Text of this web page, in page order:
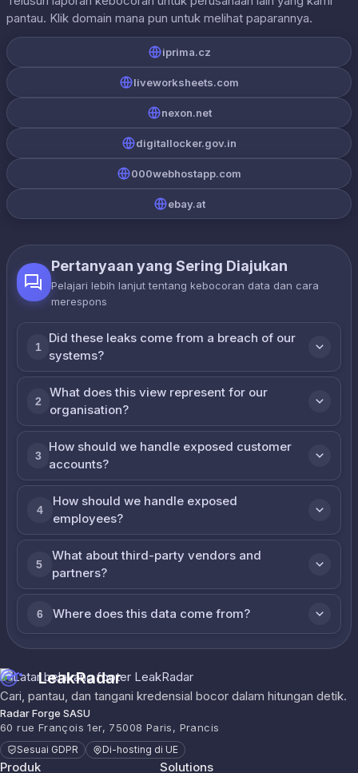
pantau. Klik domain mana pun untuk melihat paparannya.
iprima.cz
liveworksheets.com
nexon.net
digitallocker.gov.in
000webhostapp.com
ebay.at
Pertanyaan yang Sering Diajukan
Pelajari lebih lanjut tentang kebocoran data dan cara
merespons
1
Did these leaks come from a breach of our
systems?
2
What does this view represent for our
organisation?
3
How should we handle exposed customer
accounts?
4
How should we handle exposed
employees?
5
What about third-party vendors and
partners?
6 Where does this data come from?
LeakRadar
Cari, pantau, dan tangani kredensial bocor dalam hitungan detik.
Radar Forge SASU
60 rue François 1er, 75008 Paris, Prancis
Sesuai GDPR Di-hosting di UE
Produk Solutions